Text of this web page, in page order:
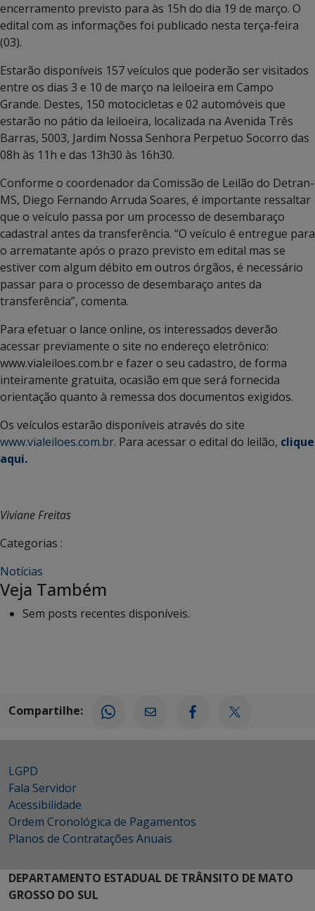
encerramento previsto para às 15h do dia 19 de março. O
edital com as informações foi publicado nesta terça-feira
(03).
Estarão disponíveis 157 veículos que poderão ser visitados
entre os dias 3 e 10 de março na leiloeira em Campo
Grande. Destes, 150 motocicletas e 02 automóveis que
estarão no pátio da leiloeira, localizada na Avenida Três
Barras, 5003, Jardim Nossa Senhora Perpetuo Socorro das
08h às 11h e das 13h30 às 16h30.
Conforme o coordenador da Comissão de Leilão do Detran-
MS, Diego Fernando Arruda Soares, é importante ressaltar
que o veículo passa por um processo de desembaraço
cadastral antes da transferência. “O veículo é entregue para
o arrematante após o prazo previsto em edital mas se
estiver com algum débito em outros órgãos, é necessário
passar para o processo de desembaraço antes da
transferência”, comenta.
Para efetuar o lance online, os interessados deverão
acessar previamente o site no endereço eletrônico:
www.vialeiloes.com.br e fazer o seu cadastro, de forma
inteiramente gratuita, ocasião em que será fornecida
orientação quanto à remessa dos documentos exigidos.
Os veículos estarão disponíveis através do site
www.vialeiloes.com.br. Para acessar o edital do leilão, clique
aqui.
Viviane Freitas
Categorias :
Notícias
Veja Também
Sem posts recentes disponíveis.
Compartilhe:
LGPD
Fala Servidor
Acessibilidade
Ordem Cronológica de Pagamentos
Planos de Contratações Anuais
DEPARTAMENTO ESTADUAL DE TRÂNSITO DE MATO
GROSSO DO SUL